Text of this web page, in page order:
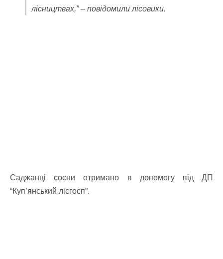
лісництвах,” – повідомили лісовики.
Саджанці сосни отримано в допомогу від ДП
“Купʼянський лісгосп”.